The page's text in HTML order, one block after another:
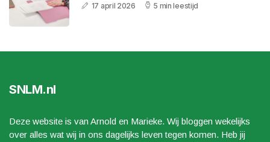
17 april 2026 5 min leestijd
SNLM.nl
Deze website is van Arnold en Marieke. Wij bloggen wekelijks
over alles wat wij in ons dagelijks leven tegen komen. Heb jij